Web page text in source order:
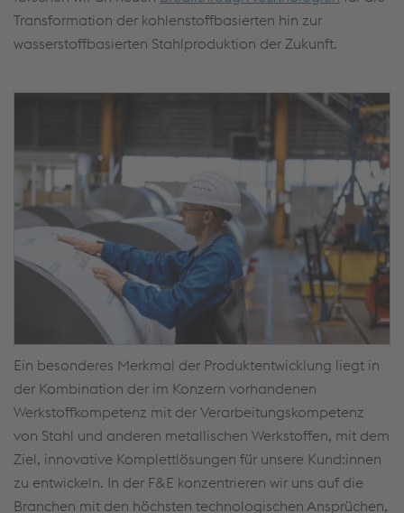
Transformation der kohlenstoffbasierten hin zur
wasserstoffbasierten Stahlproduktion der Zukunft.
Ein besonderes Merkmal der Produktentwicklung liegt in
der Kombination der im Konzern vorhandenen
Werkstoffkompetenz mit der Verarbeitungskompetenz
von Stahl und anderen metallischen Werkstoffen, mit dem
Ziel, innovative Komplettlösungen für unsere Kund:innen
zu entwickeln. In der F&E konzentrieren wir uns auf die
Branchen mit den höchsten technologischen Ansprüchen,